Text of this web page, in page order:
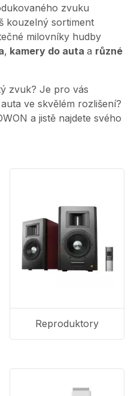
zvuku
kouzelný sortiment
milovníky hudby
, kamery do auta a různé
zvuk? Je pro vás
ve skvělém rozlišení?
a jistě najdete svého
Reproduktory